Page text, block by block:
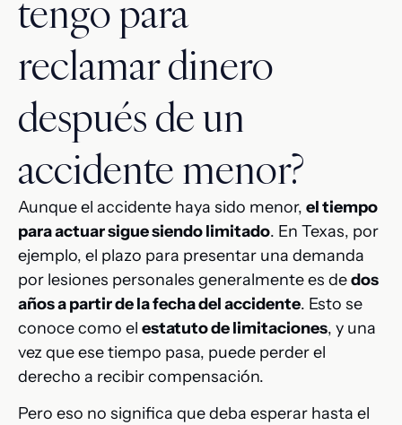
tengo para
reclamar dinero
después de un
accidente menor?
Aunque el accidente haya sido menor, el tiempo
para actuar sigue siendo limitado. En Texas, por
ejemplo, el plazo para presentar una demanda
por lesiones personales generalmente es dedos
años a partir de la fecha del accidente. Esto se
conoce como el estatuto de limitaciones, y una
vez que ese tiempo pasa, puede perder el
derecho a recibir compensación.
Pero eso no significa que deba esperar hasta el